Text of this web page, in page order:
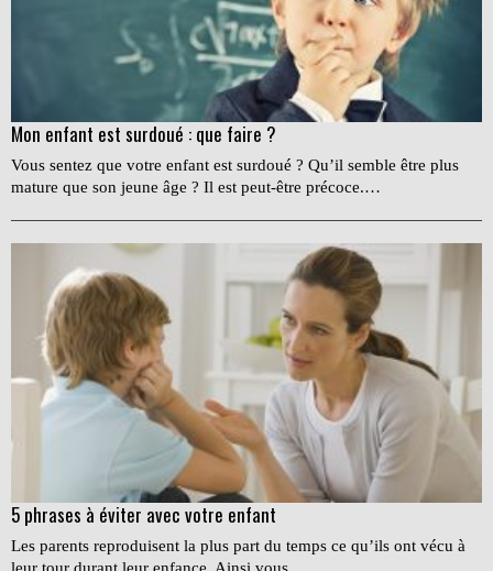
Mon enfant est surdoué : que faire ?
Vous sentez que votre enfant est surdoué ? Qu’il semble être plus
mature que son jeune âge ? Il est peut-être précoce.…
5 phrases à éviter avec votre enfant
Les parents reproduisent la plus part du temps ce qu’ils ont vécu à
leur tour durant leur enfance. Ainsi vous…